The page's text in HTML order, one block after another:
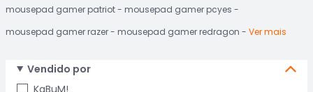
Mais Vendidos
mousepad gamer patriot
mousepad gamer pcyes
mousepad gamer razer
mousepad gamer redragon Ver mais
Vendido por
KaBuM!